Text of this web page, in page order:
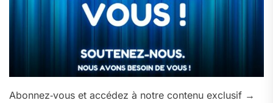
Abonnez‑vous et accédez à notre contenu exclusif →